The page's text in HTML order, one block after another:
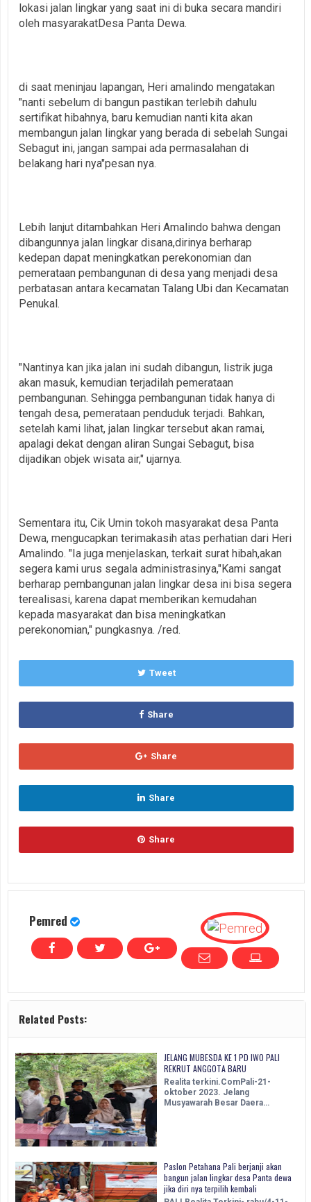
lokasi jalan lingkar yang saat ini di buka secara mandiri
oleh masyarakatDesa Panta Dewa.
di saat meninjau lapangan, Heri amalindo mengatakan
"nanti sebelum di bangun pastikan terlebih dahulu
sertifikat hibahnya, baru kemudian nanti kita akan
membangun jalan lingkar yang berada di sebelah Sungai
Sebagut ini, jangan sampai ada permasalahan di
belakang hari nya"pesan nya.
Lebih lanjut ditambahkan Heri Amalindo bahwa dengan
dibangunnya jalan lingkar disana,dirinya berharap
kedepan dapat meningkatkan perekonomian dan
pemerataan pembangunan di desa yang menjadi desa
perbatasan antara kecamatan Talang Ubi dan Kecamatan
Penukal.
"Nantinya kan jika jalan ini sudah dibangun, listrik juga
akan masuk, kemudian terjadilah pemerataan
pembangunan. Sehingga pembangunan tidak hanya di
tengah desa, pemerataan penduduk terjadi. Bahkan,
setelah kami lihat, jalan lingkar tersebut akan ramai,
apalagi dekat dengan aliran Sungai Sebagut, bisa
dijadikan objek wisata air," ujarnya.
Sementara itu, Cik Umin tokoh masyarakat desa Panta
Dewa, mengucapkan terimakasih atas perhatian dari Heri
Amalindo. "Ia juga menjelaskan, terkait surat hibah,akan
segera kami urus segala administrasinya,"Kami sangat
berharap pembangunan jalan lingkar desa ini bisa segera
terealisasi, karena dapat memberikan kemudahan
kepada masyarakat dan bisa meningkatkan
perekonomian," pungkasnya. /red.
Tweet
Share
Share
Share
Share
Pemred
Related Posts:
JELANG MUBESDA KE 1 PD IWO PALI
REKRUT ANGGOTA BARU
Realita terkini.ComPali-21-
oktober 2023. Jelang
Musyawarah Besar Daera…
Paslon Petahana Pali berjanji akan
bangun jalan lingkar desa Panta dewa
jika diri nya terpilih kembali